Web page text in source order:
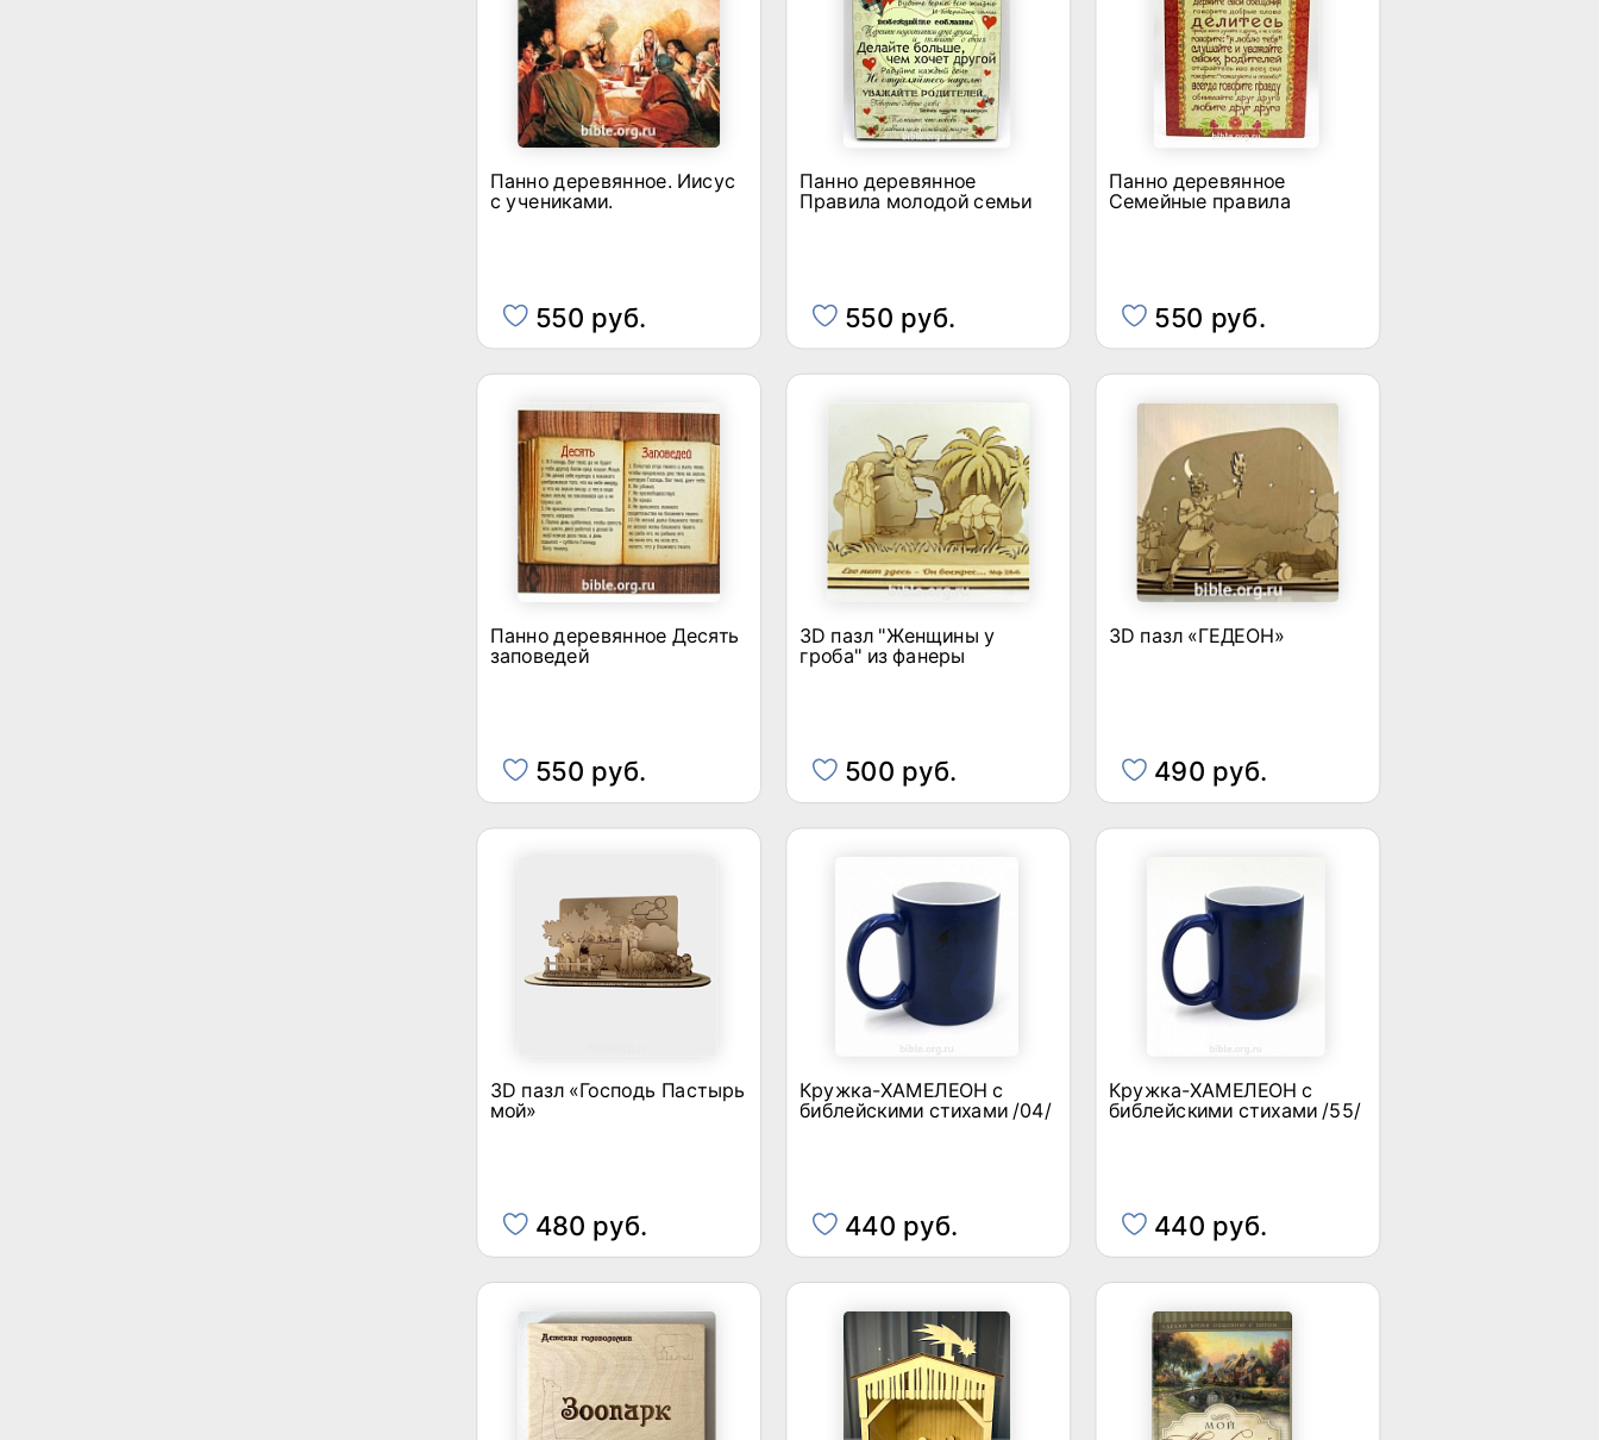
Панно деревянное. Иисус
с учениками.
550 руб.
Панно деревянное
Правила молодой семьи
550 руб.
Панно деревянное
Семейные правила
550 руб.
Панно деревянное Десять
заповедей
550 руб.
3D пазл "Женщины у
гроба" из фанеры
500 руб.
3D пазл «ГЕДЕОН»
490 руб.
3D пазл «Господь Пастырь
мой»
480 руб.
Кружка-ХАМЕЛЕОН с
библейскими стихами /04/
440 руб.
Кружка-ХАМЕЛЕОН с
библейскими стихами /55/
440 руб.